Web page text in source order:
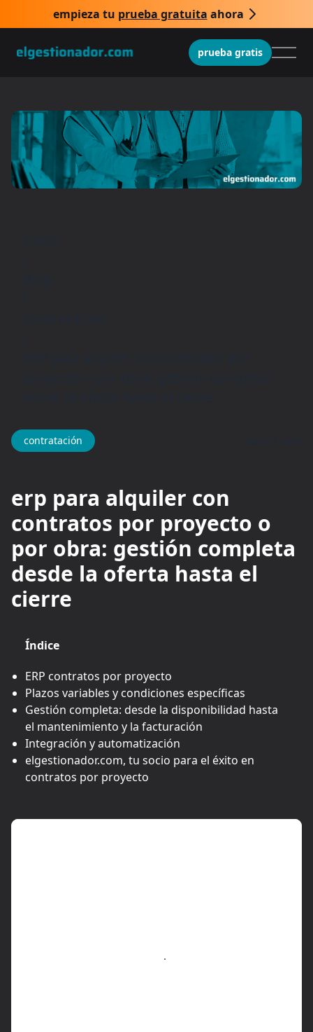
empieza tu prueba gratuita ahora
prueba gratis
contratación
erp para alquiler con
contratos por proyecto o
por obra: gestión completa
desde la oferta hasta el
cierre
Índice
ERP contratos por proyecto
Plazos variables y condiciones específicas
Gestión completa: desde la disponibilidad hasta
el mantenimiento y la facturación
Integración y automatización
elgestionador.com, tu socio para el éxito en
contratos por proyecto